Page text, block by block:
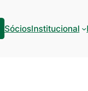
SóciosInstitucional